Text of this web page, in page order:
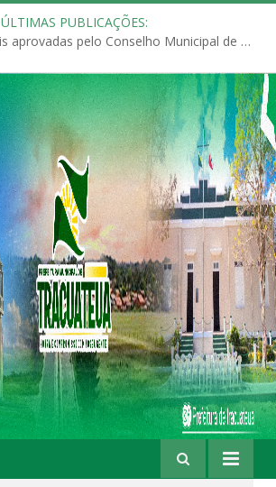
ÚLTIMAS PUBLICAÇÕES:
Políticas Municipais aprovadas pelo Conselho Municipal de Educação (CME)